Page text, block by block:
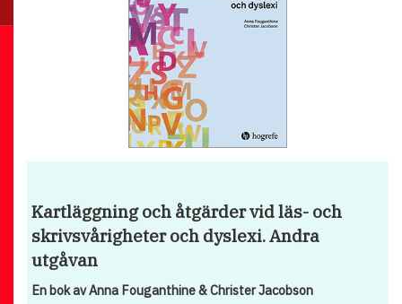
Kartläggning och åtgärder vid läs- och
skrivsvårigheter och dyslexi. Andra
utgåvan
En bok av Anna Fouganthine & Christer Jacobson